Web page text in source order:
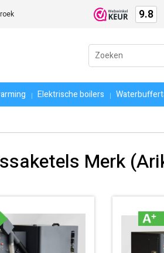
9.8
Zoeken
naar:
Elektrische boilers
Merk